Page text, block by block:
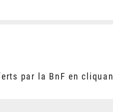
par la BnF en